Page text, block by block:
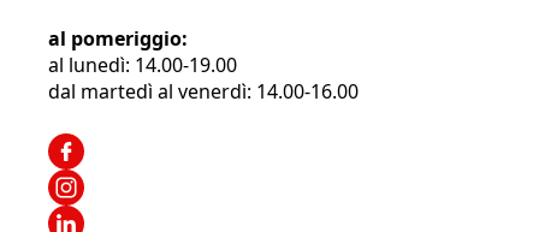
al pomeriggio:
al lunedì: 14.00-19.00
dal martedì al venerdì: 14.00-16.00